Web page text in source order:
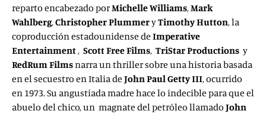
reparto encabezado porMichelle Williams,Mark
Wahlberg,Christopher PlummeryTimothy Hutton, la
coproducción estadounidense de Imperative
Entertainment, Scott Free Films, TriStar Productions y
RedRum Filmsnarra un thriller sobre una historia basada
en el secuestro en Italia de John Paul Getty III, ocurrido
en 1973. Su angustiada madre hace lo indecible para que el
abuelo del chico, un magnate del petróleo llamado John